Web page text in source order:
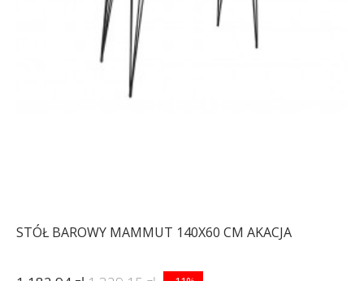
STÓŁ BAROWY MAMMUT 140X60 CM AKACJA